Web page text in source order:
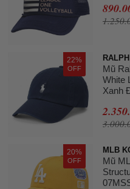
22%
OFF
Mũ
White
Xanh
20%
OFF
MLB
Mũ